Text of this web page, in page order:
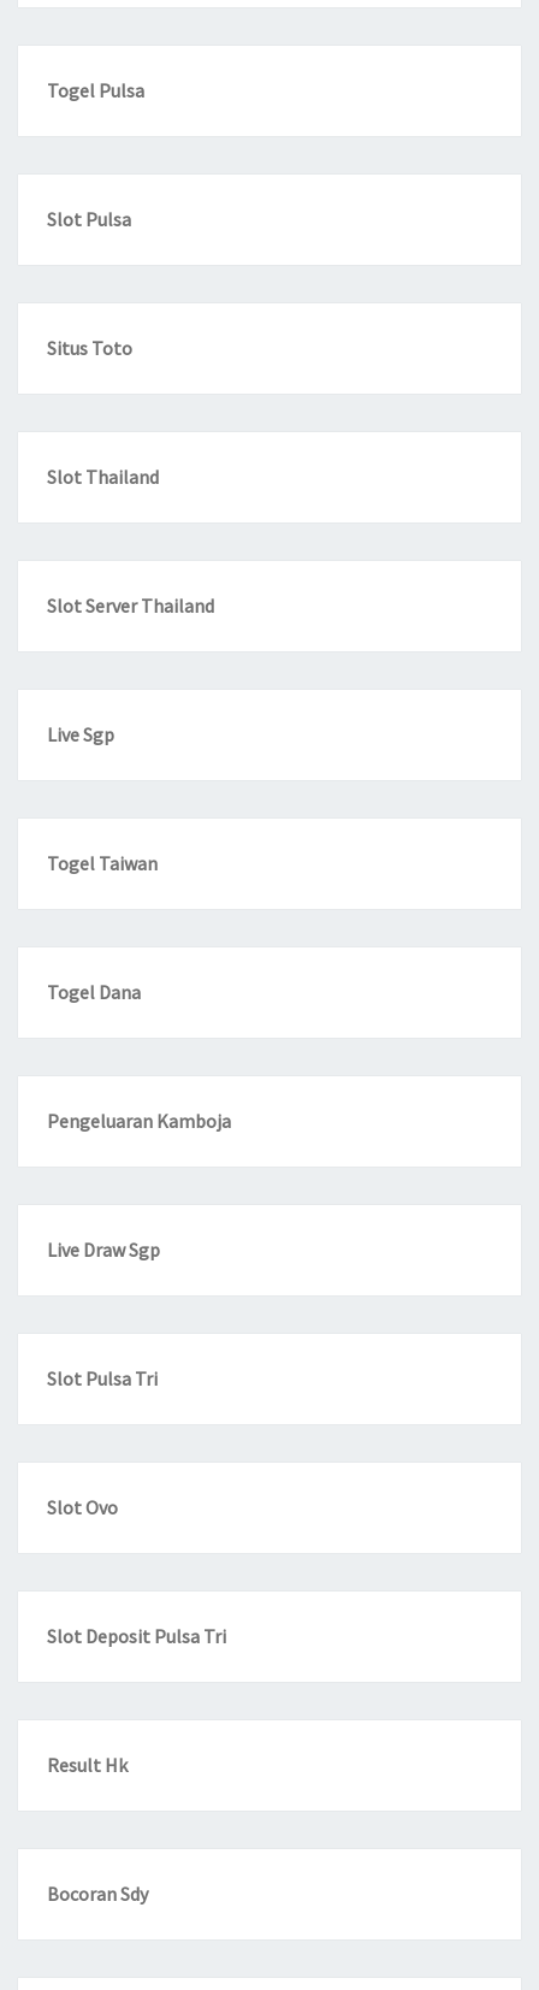
Togel Pulsa
Slot Pulsa
Situs Toto
Slot Thailand
Slot Server Thailand
Live Sgp
Togel Taiwan
Togel Dana
Pengeluaran Kamboja
Live Draw Sgp
Slot Pulsa Tri
Slot Ovo
Slot Deposit Pulsa Tri
Result Hk
Bocoran Sdy